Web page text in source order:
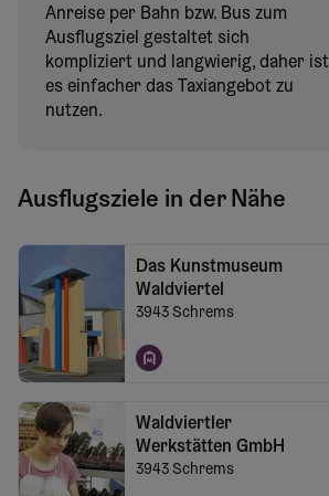
Anreise per Bahn bzw. Bus zum
Ausflugsziel gestaltet sich
kompliziert und langwierig, daher ist
es einfacher das Taxiangebot zu
nutzen.
Ausflugsziele in der Nähe
Das Kunstmuseum
Waldviertel
3943 Schrems
Waldviertler
Werkstätten GmbH
3943 Schrems